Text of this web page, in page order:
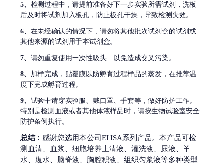
5、 检测过程中，请提前准备好下一步实验所需试剂，洗板
后及时将试剂加入板孔，防止板孔干燥，导致检测失效。
6、 在未经确认的情况下，请勿将其他批次试剂盒的试剂或
其他来源的试剂用于本试剂盒。
7、 请勿重复使用一次性吸头，以免造成交叉污染。
8、 加样完成，贴覆膜以防孵育过程样品的蒸发，在推荐温
度下完成孵育过程。
9、 试验中请穿实验服、戴口罩、手套等，做好防护工作。
特别是检测血液或者其他体液样品时，请按生物试验室安全
防护条例执行。
总结： 感谢您选用本公司ELISA系列产品。本产品可检
测血清、血浆、细胞培养上清液、灌洗液、尿液、羊
水、腹水、脑脊液、胸腔积液、组织匀浆液等多种类型